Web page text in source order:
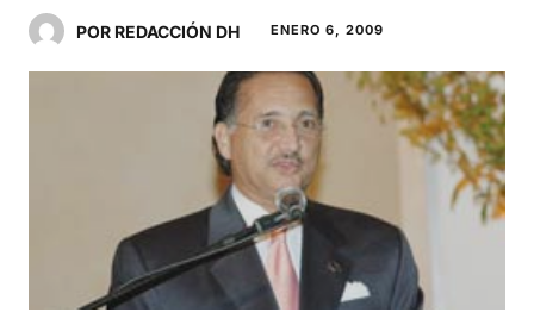
POR REDACCIÓN DH ENERO 6, 2009